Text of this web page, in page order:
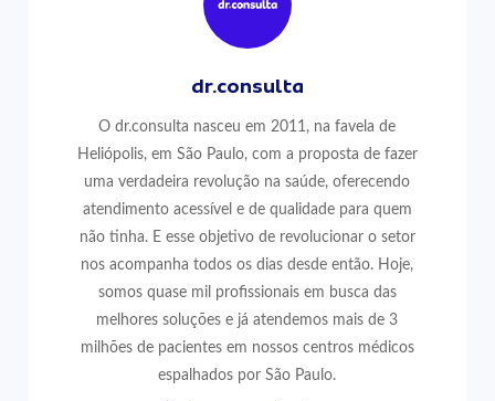
dr.consulta
O dr.consulta nasceu em 2011, na favela de
Heliópolis, em São Paulo, com a proposta de fazer
uma verdadeira revolução na saúde, oferecendo
atendimento acessível e de qualidade para quem
não tinha. E esse objetivo de revolucionar o setor
nos acompanha todos os dias desde então. Hoje,
somos quase mil profissionais em busca das
melhores soluções e já atendemos mais de 3
milhões de pacientes em nossos centros médicos
espalhados por São Paulo.